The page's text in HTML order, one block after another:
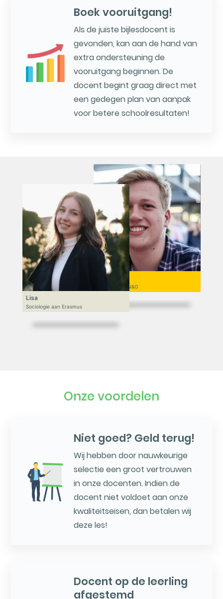
Boek vooruitgang!
Als de juiste bijlesdocent is
gevonden, kan aan de hand van
extra ondersteuning de
vooruitgang beginnen. De
docent begint graag direct met
een gedegen plan van aanpak
voor betere schoolresultaten!
Niek
VWO 6, N&T/N&G
Lisa
Sociologie aan Erasmus
Onze voordelen
Niet goed? Geld terug!
Wij hebben door nauwkeurige
selectie een groot vertrouwen
in onze docenten. Indien de
docent niet voldoet aan onze
kwaliteitseisen, dan betalen wij
deze les!
Docent op de leerling
afgestemd